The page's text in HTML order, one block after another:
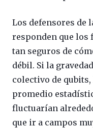
Los defensores de
responden que los
tan seguros de
débil. Si la
colectivo de
promedio
fluctuarían
que ir a campos